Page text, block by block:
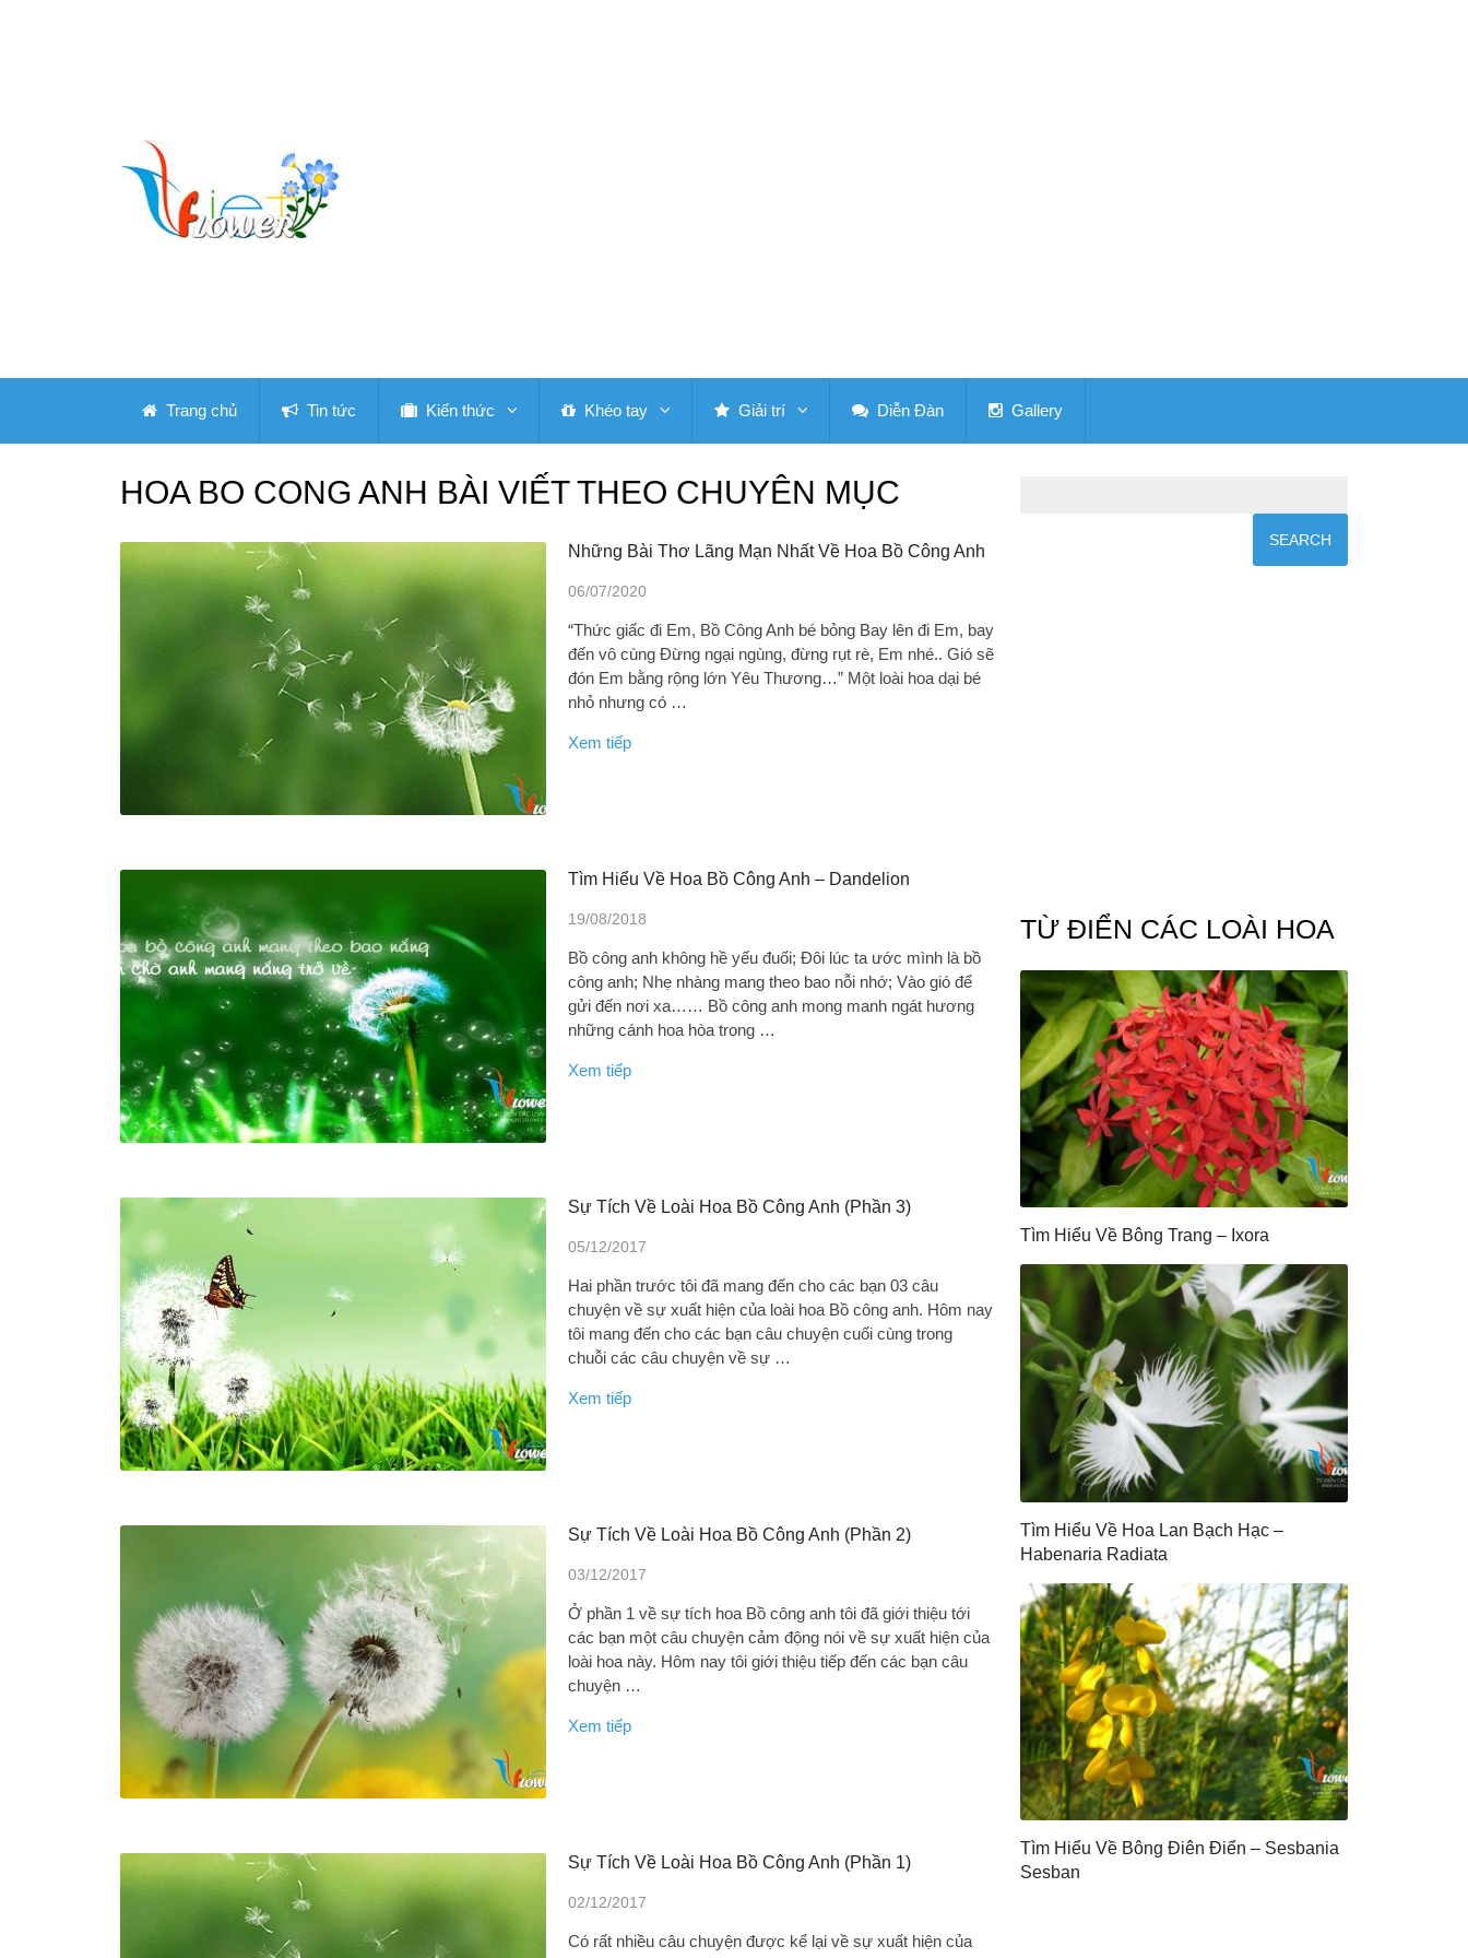
Trang chủ Tin tức Kiến thức Khéo tay Giải trí Diễn Đàn Gallery
HOA BO CONG ANH BÀI VIẾT THEO CHUYÊN MỤC
Những Bài Thơ Lãng Mạn Nhất Về Hoa Bồ Công Anh
06/07/2020
“Thức giấc đi Em, Bồ Công Anh bé bỏng Bay lên đi Em, bay
đến vô cùng Đừng ngại ngùng, đừng rụt rè, Em nhé.. Gió sẽ
đón Em bằng rộng lớn Yêu Thương…” Một loài hoa dại bé
nhỏ nhưng có …
Xem tiếp
Tìm Hiểu Về Hoa Bồ Công Anh – Dandelion
19/08/2018
Bồ công anh không hề yếu đuối; Đôi lúc ta ước mình là bồ
công anh; Nhẹ nhàng mang theo bao nỗi nhớ; Vào gió để
gửi đến nơi xa…… Bồ công anh mong manh ngát hương
những cánh hoa hòa trong …
Xem tiếp
Sự Tích Về Loài Hoa Bồ Công Anh (Phần 3)
05/12/2017
Hai phần trước tôi đã mang đến cho các bạn 03 câu
chuyện về sự xuất hiện của loài hoa Bồ công anh. Hôm nay
tôi mang đến cho các bạn câu chuyện cuối cùng trong
chuỗi các câu chuyện về sự …
Xem tiếp
Sự Tích Về Loài Hoa Bồ Công Anh (Phần 2)
03/12/2017
Ở phần 1 về sự tích hoa Bồ công anh tôi đã giới thiệu tới
các bạn một câu chuyện cảm động nói về sự xuất hiện của
loài hoa này. Hôm nay tôi giới thiệu tiếp đến các bạn câu
chuyện …
Xem tiếp
Sự Tích Về Loài Hoa Bồ Công Anh (Phần 1)
02/12/2017
Có rất nhiều câu chuyện được kể lại về sự xuất hiện của
TỪ ĐIỂN CÁC LOÀI HOA
Tìm Hiểu Về Bông Trang – Ixora
Tìm Hiểu Về Hoa Lan Bạch Hạc –
Habenaria Radiata
Tìm Hiểu Về Bông Điên Điển – Sesbania
Sesban